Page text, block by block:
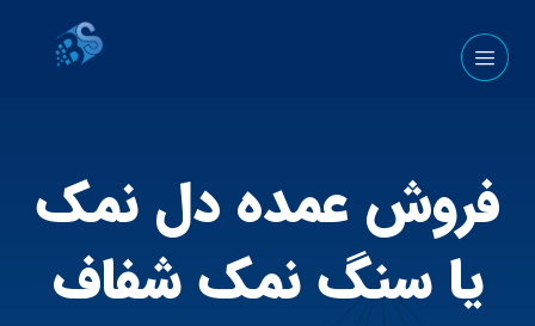
فروش عمده دل نمک
یا سنگ نمک شفاف